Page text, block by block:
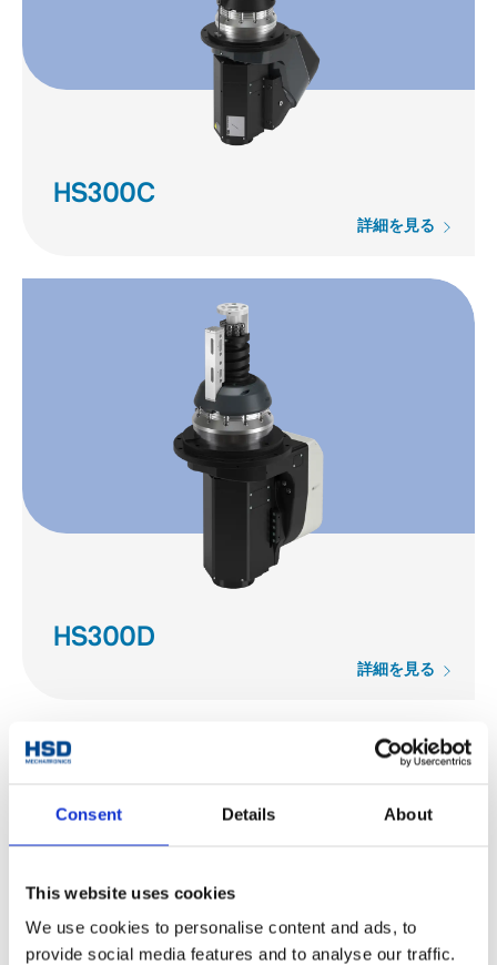
Consent Details About
This website uses cookies
We use cookies to personalise content and ads, to
provide social media features and to analyse our traffic.
HS300C
詳細を見る
HS300D
詳細を見る